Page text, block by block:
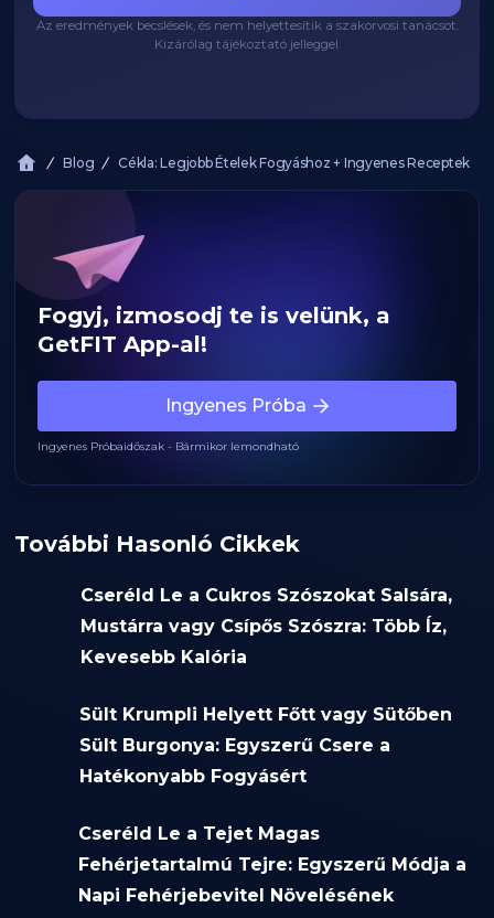
Az eredmények becslések, és nem helyettesítik a szakorvosi tanácsot.
Kizárólag tájékoztató jelleggel.
Blog Cékla: Legjobb Ételek Fogyáshoz + Ingyenes Receptek
Fogyj, izmosodj te is velünk, a
GetFIT App-al!
Ingyenes Próba
Ingyenes Próbaidőszak - Bármikor lemondható
További Hasonló Cikkek
Cseréld Le a Cukros Szószokat Salsára,
Mustárra vagy Csípős Szószra: Több Íz,
Kevesebb Kalória
Sült Krumpli Helyett Főtt vagy Sütőben
Sült Burgonya: Egyszerű Csere a
Hatékonyabb Fogyásért
Cseréld Le a Tejet Magas
Fehérjetartalmú Tejre: Egyszerű Módja a
Napi Fehérjebevitel Növelésének